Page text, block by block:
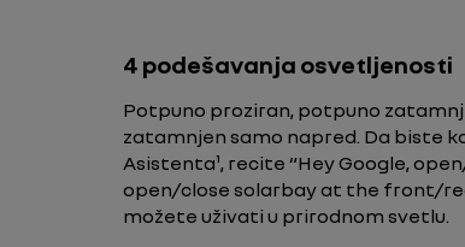
4 podešavanja osvetljenosti
Potpuno proziran, potpuno
zatamnjen samo napred. Da biste
Asistenta¹, recite “Hey Google,
open/close solarbay at the front/
možete uživati u prirodnom svetlu.